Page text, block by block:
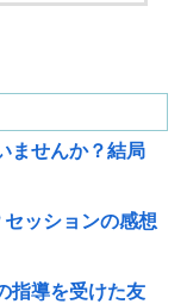
ませんか？結局
ッションの感想
指導を受けた友